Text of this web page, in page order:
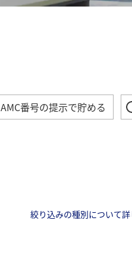
AMC番号の提示で貯める
絞り込みの種別について